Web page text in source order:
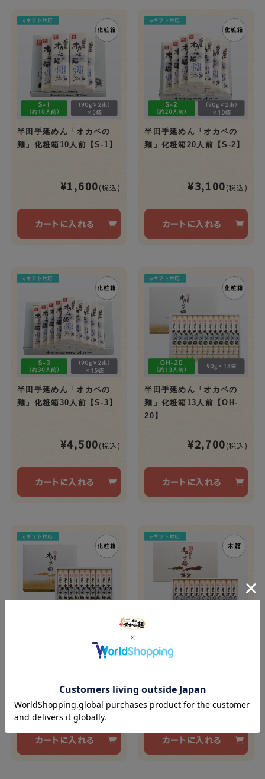
半田手延めん「オカベの
麺」化粧箱10人前【S-1】
¥1,600(税込)
カートに入れる
半田手延めん「オカベの
麺」化粧箱20人前【S-2】
¥3,100(税込)
カートに入れる
半田手延めん「オカベの
麺」化粧箱30人前【S-3】
¥4,500(税込)
カートに入れる
半田手延めん「オカベの
麺」化粧箱13人前【OH-
20】
¥2,700(税込)
カートに入れる
半田手延めん「オカベの
麺」化粧箱20人前【OH-
30】
¥4,000(税込)
カートに入れる
半田手延めん「オカベの
麺」木箱12人前【OK-25】
¥3,000(税込)
カートに入れる